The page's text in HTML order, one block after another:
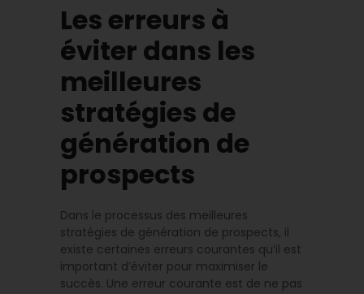
Les erreurs à
éviter dans les
meilleures
stratégies de
génération de
prospects
Dans le processus des meilleures
stratégies de génération de prospects, il
existe certaines erreurs courantes qu’il est
important d’éviter pour maximiser le
succès. Une erreur courante est de ne pas